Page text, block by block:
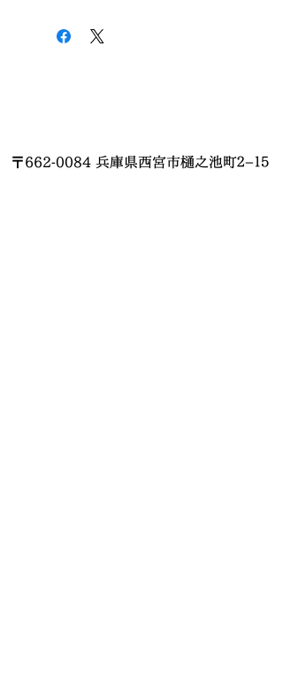
〒662-0084 兵庫県西宮市樋之池町２−１５